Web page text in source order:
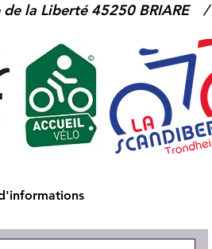
de la Liberté 45250 BRIARE /